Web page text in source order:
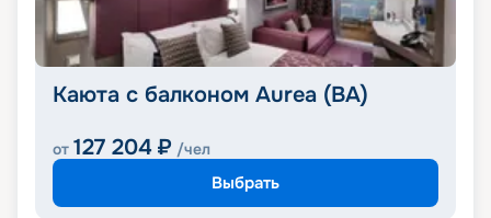
Каюта с балконом Aurea (BA)
от 127 204 ₽ /чел
Выбрать